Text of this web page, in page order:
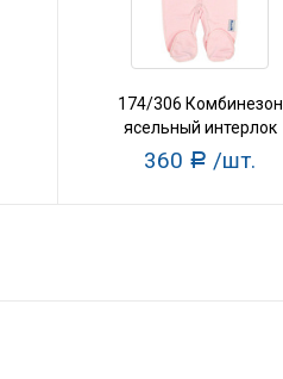
174/306 Комбинезон
ясельный интерлок
360 Р /шт.